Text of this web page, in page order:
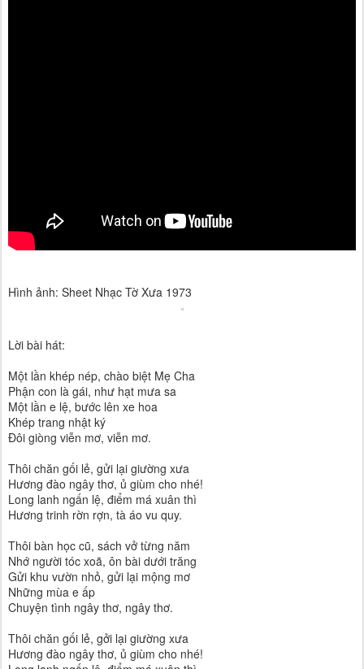
Hình ảnh: Sheet Nhạc Tờ Xưa 1973
Lời bài hát:
Một lần khép nép, chào biệt Mẹ Cha
Phận con là gái, như hạt mưa sa
Một lần e lệ, bước lên xe hoa
Khép trang nhật ký
Đôi giòng viễn mơ, viễn mơ.
Thôi chăn gối lẻ, gửi lại giường xưa
Hương đào ngây thơ, ủ giùm cho nhé!
Long lanh ngấn lệ, điểm má xuân thì
Hương trinh rờn rợn, tà áo vu quy.
Thôi bàn học cũ, sách vở từng năm
Nhớ người tóc xoã, ôn bài dưới trăng
Gửi khu vườn nhỏ, gửi lại mộng mơ
Những mùa e ấp
Chuyện tình ngây thơ, ngây thơ.
Thôi chăn gối lẻ, gởi lại giường xưa
Hương đào ngây thơ, ủ giùm cho nhé!